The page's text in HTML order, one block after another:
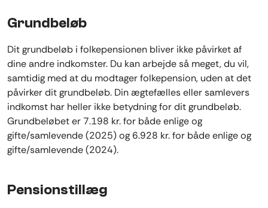
Grundbeløb
Dit grundbeløb i folkepensionen bliver ikke påvirket af
dine andre indkomster. Du kan arbejde så meget, du vil,
samtidig med at du modtager folkepension, uden at det
påvirker dit grundbeløb. Din ægtefælles eller samlevers
indkomst har heller ikke betydning for dit grundbeløb.
Grundbeløbet er 7.198 kr. for både enlige og
gifte/samlevende (2025) og 6.928 kr. for både enlige og
gifte/samlevende (2024).
Pensionstillæg